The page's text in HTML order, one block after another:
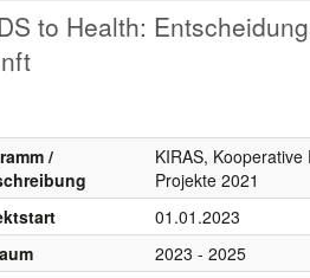
to Health:
/
KIRAS,
Projekte 2021
01.01.2023
2023 - 2025